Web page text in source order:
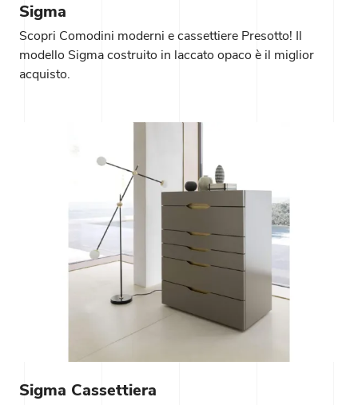
Sigma
Scopri Comodini moderni e cassettiere Presotto! Il
modello Sigma costruito in laccato opaco è il miglior
acquisto.
Sigma Cassettiera